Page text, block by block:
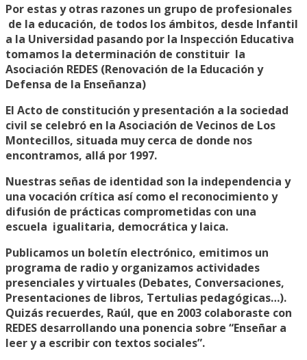
Por estas y otras razones un grupo de profesionales
de la educación, de todos los ámbitos, desde Infantil
a la Universidad pasando por la Inspección Educativa
tomamos la determinación de constituir la
Asociación REDES (Renovación de la Educación y
Defensa de la Enseñanza)
El Acto de constitución y presentación a la sociedad
civil se celebró en la Asociación de Vecinos de Los
Montecillos, situada muy cerca de donde nos
encontramos, allá por 1997.
Nuestras señas de identidad son la independencia y
una vocación crítica así como el reconocimiento y
difusión de prácticas comprometidas con una
escuela igualitaria, democrática y laica.
Publicamos un boletín electrónico, emitimos un
programa de radio y organizamos actividades
presenciales y virtuales (Debates, Conversaciones,
Presentaciones de libros, Tertulias pedagógicas…).
Quizás recuerdes, Raúl, que en 2003 colaboraste con
REDES desarrollando una ponencia sobre “Enseñar a
leer y a escribir con textos sociales”.